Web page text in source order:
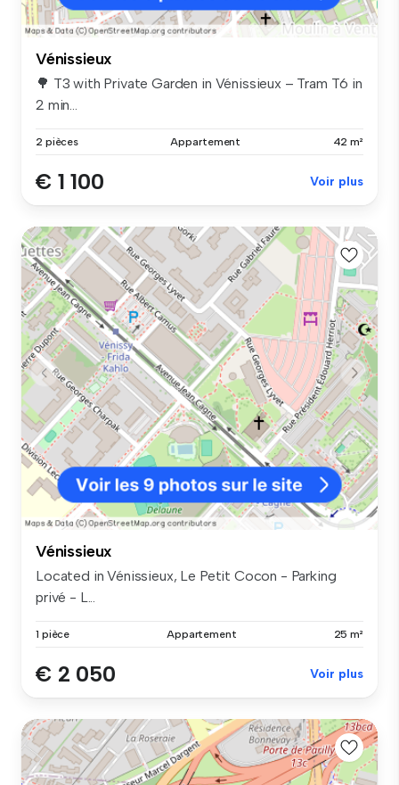
Vénissieux
🌳 T3 with Private Garden in Vénissieux – Tram T6 in
2 min...
2 pièces Appartement 42 m²
€ 1 100 Voir plus
Vénissieux
Located in Vénissieux, Le Petit Cocon - Parking
privé - L...
1 pièce Appartement 25 m²
€ 2 050 Voir plus